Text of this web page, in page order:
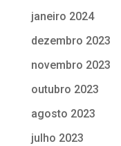
janeiro 2024
dezembro 2023
novembro 2023
outubro 2023
agosto 2023
julho 2023